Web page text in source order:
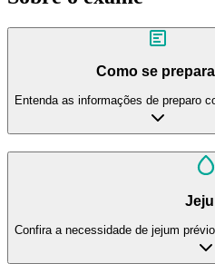
Como se
Entenda as informações de preparo
Confira a necessidade de jejum